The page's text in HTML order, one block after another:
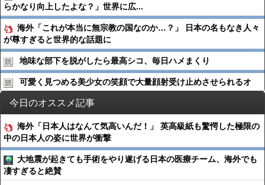
らかなり向上したよな？」世界に広...
海外「これが本当に無宗教の国なのか…？」 日本の名もなき人々
が尊すぎると世界的な話題に
地味な部下を脱がしたら最高シコ、毎日ハメまくり
可愛く見つめる美少女の笑顔で大量顔射受け止めさせられるオ
今日のオススメ記事
海外「日本人はなんて気高いんだ！」 英高級紙も驚愕した極限の
中の日本人の姿に世界が衝撃
大地震が起きても手術をやり遂げる日本の医療チーム、海外でも
凄すぎると絶賛